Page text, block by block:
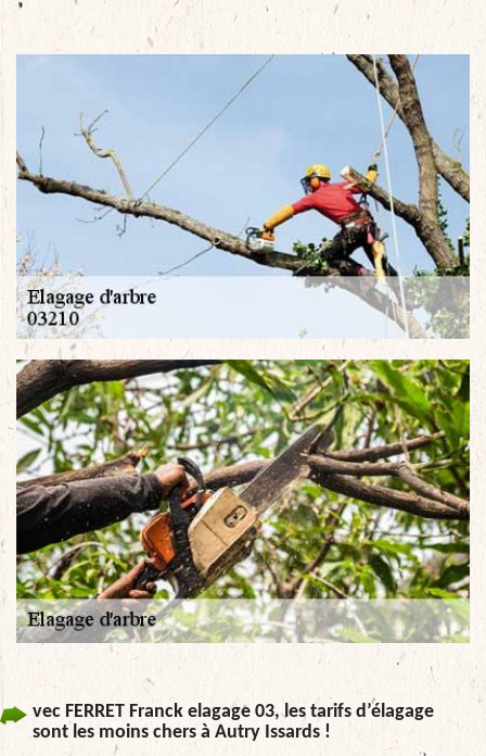
vec FERRET Franck elagage 03, les tarifs d’élagage
sont les moins chers à Autry Issards !